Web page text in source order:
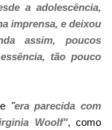
a adolescência,
imprensa, e deixou
assim, poucos
tão pouco
"era parecida com
Woolf", como